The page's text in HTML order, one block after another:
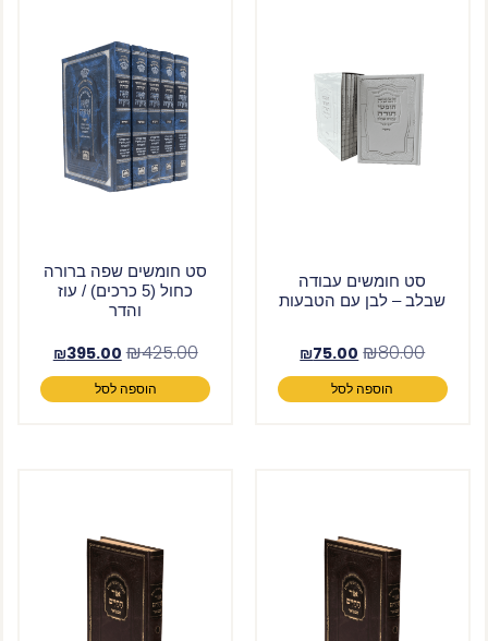
סט חומשים עבודה
שבלב – לבן עם הטבעות
₪80.00
₪75.00
הוספה לסל
סט חומשים שפה ברורה
כחול (5 כרכים) / עוז
והדר
₪425.00
₪395.00
הוספה לסל